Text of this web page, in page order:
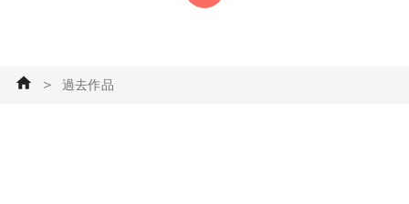
＞ 過去作品